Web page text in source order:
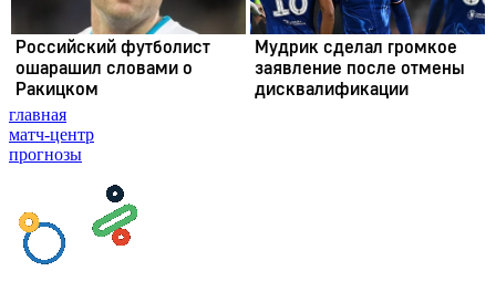
главная
матч-центр
прогнозы